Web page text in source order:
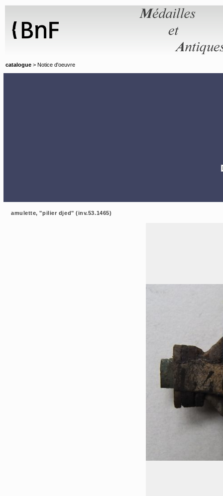
catalogue > Notice d'oeuvre
amulette, "pilier djed" (inv.53.1465)